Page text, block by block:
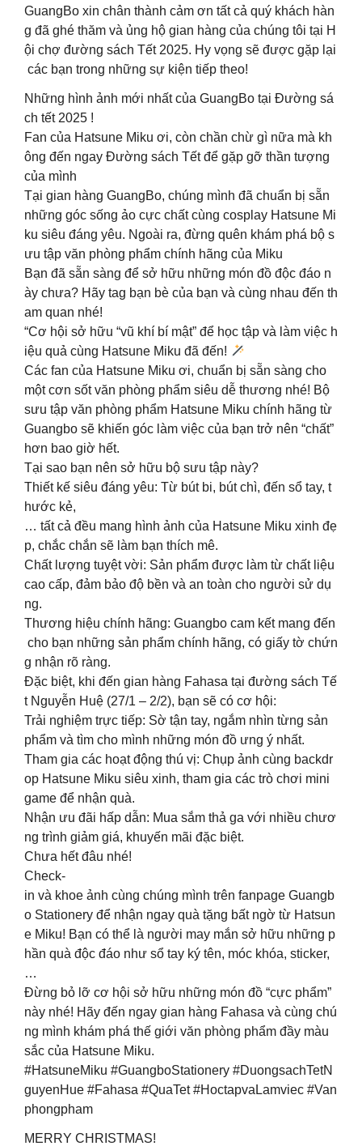
GuangBo xin chân thành cảm ơn tất cả quý khách hàn
g đã ghé thăm và ủng hộ gian hàng của chúng tôi tại H
ội chợ đường sách Tết 2025. Hy vọng sẽ được gặp lại
các bạn trong những sự kiện tiếp theo!
Những hình ảnh mới nhất của GuangBo tại Đường sá
ch tết 2025 !
Fan của Hatsune Miku ơi, còn chần chừ gì nữa mà kh
ông đến ngay Đường sách Tết để gặp gỡ thần tượng
của mình
Tại gian hàng GuangBo, chúng mình đã chuẩn bị sẵn
những góc sống ảo cực chất cùng cosplay Hatsune Mi
ku siêu đáng yêu. Ngoài ra, đừng quên khám phá bộ s
ưu tập văn phòng phẩm chính hãng của Miku
Bạn đã sẵn sàng để sở hữu những món đồ độc đáo n
ày chưa? Hãy tag bạn bè của bạn và cùng nhau đến th
am quan nhé!
“Cơ hội sở hữu “vũ khí bí mật” để học tập và làm việc h
iệu quả cùng Hatsune Miku đã đến!
Các fan của Hatsune Miku ơi, chuẩn bị sẵn sàng cho
một cơn sốt văn phòng phẩm siêu dễ thương nhé! Bộ
sưu tập văn phòng phẩm Hatsune Miku chính hãng từ
Guangbo sẽ khiến góc làm việc của bạn trở nên “chất”
hơn bao giờ hết.
Tại sao bạn nên sở hữu bộ sưu tập này?
Thiết kế siêu đáng yêu: Từ bút bi, bút chì, đến sổ tay, t
hước kẻ,
… tất cả đều mang hình ảnh của Hatsune Miku xinh đẹ
p, chắc chắn sẽ làm bạn thích mê.
Chất lượng tuyệt vời: Sản phẩm được làm từ chất liệu
cao cấp, đảm bảo độ bền và an toàn cho người sử dụ
ng.
Thương hiệu chính hãng: Guangbo cam kết mang đến
cho bạn những sản phẩm chính hãng, có giấy tờ chứn
g nhận rõ ràng.
Đặc biệt, khi đến gian hàng Fahasa tại đường sách Tế
t Nguyễn Huệ (27/1 – 2/2), bạn sẽ có cơ hội:
Trải nghiệm trực tiếp: Sờ tận tay, ngắm nhìn từng sản
phẩm và tìm cho mình những món đồ ưng ý nhất.
Tham gia các hoạt động thú vị: Chụp ảnh cùng backdr
op Hatsune Miku siêu xinh, tham gia các trò chơi mini
game để nhận quà.
Nhận ưu đãi hấp dẫn: Mua sắm thả ga với nhiều chươ
ng trình giảm giá, khuyến mãi đặc biệt.
Chưa hết đâu nhé!
Check-
in và khoe ảnh cùng chúng mình trên fanpage Guangb
o Stationery để nhận ngay quà tặng bất ngờ từ Hatsun
e Miku! Bạn có thể là người may mắn sở hữu những p
hần quà độc đáo như sổ tay ký tên, móc khóa, sticker,
…
Đừng bỏ lỡ cơ hội sở hữu những món đồ “cực phẩm”
này nhé! Hãy đến ngay gian hàng Fahasa và cùng chú
ng mình khám phá thế giới văn phòng phẩm đầy màu
sắc của Hatsune Miku.
#HatsuneMiku #GuangboStationery #DuongsachTetN
guyenHue #Fahasa #QuaTet #HoctapvaLamviec #Van
phongpham
MERRY CHRISTMAS!